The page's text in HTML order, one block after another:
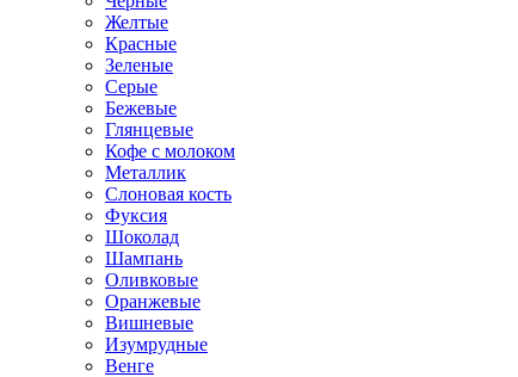
Желтые
Красные
Зеленые
Серые
Бежевые
Глянцевые
Кофе с молоком
Металлик
Слоновая кость
Фуксия
Шоколад
Шампань
Оливковые
Оранжевые
Вишневые
Изумрудные
Венге